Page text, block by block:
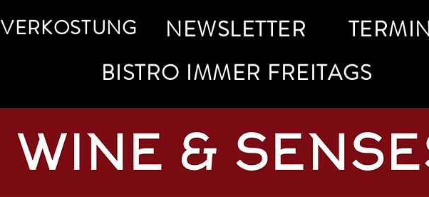
VERKOSTUNG NEWSLETTER
BISTRO IMMER FREITAGS